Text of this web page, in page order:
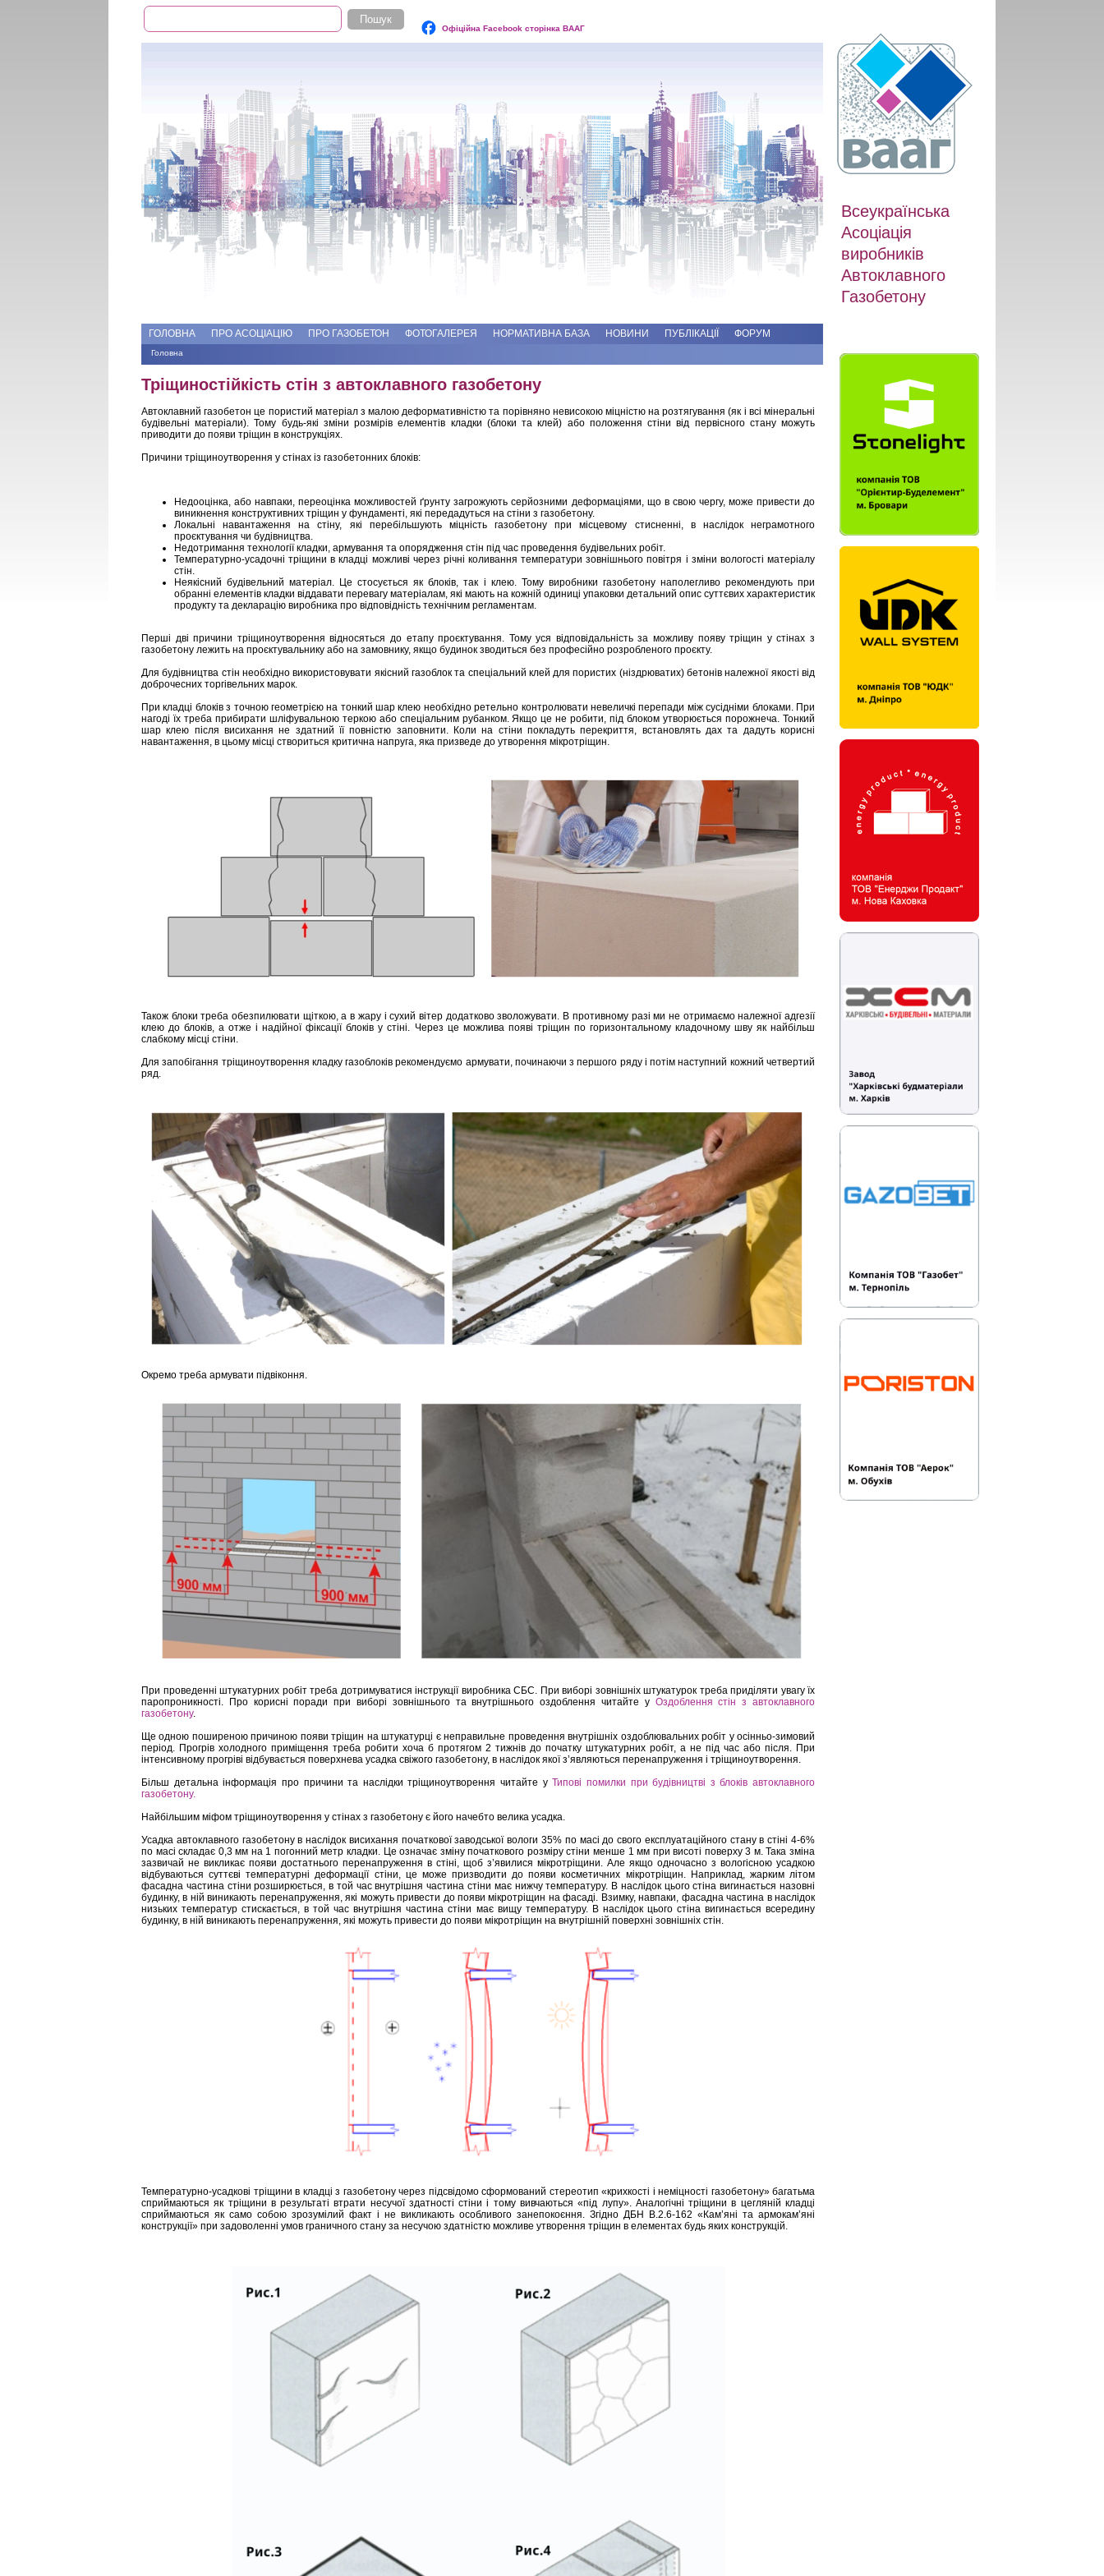
Пошукова форма
Пошук
Офіційна Facebook сторінка ВААГ
Всеукраїнська
Асоціація
виробників
Автоклавного
Газобетону
ГОЛОВНА ПРО АСОЦІАЦІЮ ПРО ГАЗОБЕТОН ФОТОГАЛЕРЕЯ НОРМАТИВНА БАЗА НОВИНИ ПУБЛІКАЦІЇ ФОРУМ
Ви є тут
Головна
Тріщиностійкість стін з автоклавного газобетону
Автоклавний газобетон це пористий матеріал з малою деформативністю та порівняно невисокою міцністю на розтягування (як і всі мінеральні
будівельні матеріали). Тому будь-які зміни розмірів елементів кладки (блоки та клей) або положення стіни від первісного стану можуть
приводити до появи тріщин в конструкціях.
Причини тріщиноутворення у стінах із газобетонних блоків:
Недооцінка, або навпаки, переоцінка можливостей ґрунту загрожують серйозними деформаціями, що в свою чергу, може привести до
виникнення конструктивних тріщин у фундаменті, які передадуться на стіни з газобетону.
Локальні навантаження на стіну, які перебільшують міцність газобетону при місцевому стисненні, в наслідок неграмотного
проєктування чи будівництва.
Недотримання технології кладки, армування та опорядження стін під час проведення будівельних робіт.
Температурно-усадочні тріщини в кладці можливі через річні коливання температури зовнішнього повітря і зміни вологості матеріалу
стін.
Неякісний будівельний матеріал. Це стосується як блоків, так і клею. Тому виробники газобетону наполегливо рекомендують при
обранні елементів кладки віддавати перевагу матеріалам, які мають на кожній одиниці упаковки детальний опис суттєвих характеристик
продукту та декларацію виробника про відповідність технічним регламентам.
Перші дві причини тріщиноутворення відносяться до етапу проєктування. Тому уся відповідальність за можливу появу тріщин у стінах з
газобетону лежить на проєктувальнику або на замовнику, якщо будинок зводиться без професійно розробленого проєкту.
Для будівництва стін необхідно використовувати якісний газоблок та спеціальний клей для пористих (ніздрюватих) бетонів належної якості від
доброчесних торгівельних марок.
При кладці блоків з точною геометрією на тонкий шар клею необхідно ретельно контролювати невеличкі перепади між сусідніми блоками. При
нагоді їх треба прибирати шліфувальною теркою або спеціальним рубанком. Якщо це не робити, під блоком утворюється порожнеча. Тонкий
шар клею після висихання не здатний її повністю заповнити. Коли на стіни покладуть перекриття, встановлять дах та дадуть корисні
навантаження, в цьому місці створиться критична напруга, яка призведе до утворення мікротріщин.
Також блоки треба обезпилювати щіткою, а в жару і сухий вітер додатково зволожувати. В противному разі ми не отримаємо належної адгезії
клею до блоків, а отже і надійної фіксації блоків у стіні. Через це можлива появі тріщин по горизонтальному кладочному шву як найбільш
слабкому місці стіни.
Для запобігання тріщиноутворення кладку газоблоків рекомендуємо армувати, починаючи з першого ряду і потім наступний кожний четвертий
ряд.
Окремо треба армувати підвіконня.
При проведенні штукатурних робіт треба дотримуватися інструкції виробника СБС. При виборі зовнішніх штукатурок треба приділяти увагу їх
паропроникності. Про корисні поради при виборі зовнішнього та внутрішнього оздоблення читайте у Оздоблення стін з автоклавного
газобетону.
Ще одною поширеною причиною появи тріщин на штукатурці є неправильне проведення внутрішніх оздоблювальних робіт у осінньо-зимовий
період. Прогрів холодного приміщення треба робити хоча б протягом 2 тижнів до початку штукатурних робіт, а не під час або після. При
інтенсивному прогріві відбувається поверхнева усадка свіжого газобетону, в наслідок якої з’являються перенапруження і тріщиноутворення.
Більш детальна інформація про причини та наслідки тріщиноутворення читайте уТипові помилки при будівництві з блоків автоклавного
газобетону.
Найбільшим міфом тріщиноутворення у стінах з газобетону є його начебто велика усадка.
Усадка автоклавного газобетону в наслідок висихання початкової заводської вологи 35% по масі до свого експлуатаційного стану в стіні 4-6%
по масі складає 0,3 мм на 1 погонний метр кладки. Це означає зміну початкового розміру стіни менше 1 мм при висоті поверху 3 м. Така зміна
зазвичай не викликає появи достатнього перенапруження в стіні, щоб з’явилися мікротріщини. Але якщо одночасно з вологісною усадкою
відбуваються суттєві температурні деформації стіни, це може призводити до появи косметичних мікротріщин. Наприклад, жарким літом
фасадна частина стіни розширюється, в той час внутрішня частина стіни має нижчу температуру. В наслідок цього стіна вигинається назовні
будинку, в ній виникають перенапруження, які можуть привести до появи мікротріщин на фасаді. Взимку, навпаки, фасадна частина в наслідок
низьких температур стискається, в той час внутрішня частина стіни має вищу температуру. В наслідок цього стіна вигинається всередину
будинку, в ній виникають перенапруження, які можуть привести до появи мікротріщин на внутрішній поверхні зовнішніх стін.
Температурно-усадкові тріщини в кладці з газобетону через підсвідомо сформований стереотип «крихкості і неміцності газобетону» багатьма
сприймаються як тріщини в результаті втрати несучої здатності стіни і тому вивчаються «під лупу». Аналогічні тріщини в цегляній кладці
сприймаються як само собою зрозумілий факт і не викликають особливого занепокоєння. Згідно ДБН В.2.6-162 «Кам’яні та армокам’яні
конструкції» при задоволенні умов граничного стану за несучою здатністю можливе утворення тріщин в елементах будь яких конструкцій.